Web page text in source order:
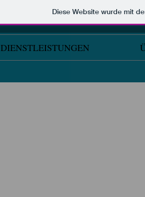
Diese Website wurde mit
DIENSTLEISTUNGEN